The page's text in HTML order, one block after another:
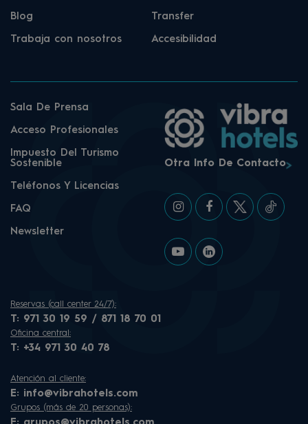
Blog Transfer
Trabaja con nosotros Accesibilidad
Sala De Prensa
Acceso Profesionales
Impuesto Del Turismo
Sostenible
Teléfonos Y Licencias
FAQ
Newsletter
Otra Info De Contacto
Reservas (call center 24/7):
T: 971 30 19 59 / 871 18 70 01
Oficina central:
T: +34 971 30 40 78
Atención al cliente:
E: info@vibrahotels.com
Grupos (más de 20 personas):